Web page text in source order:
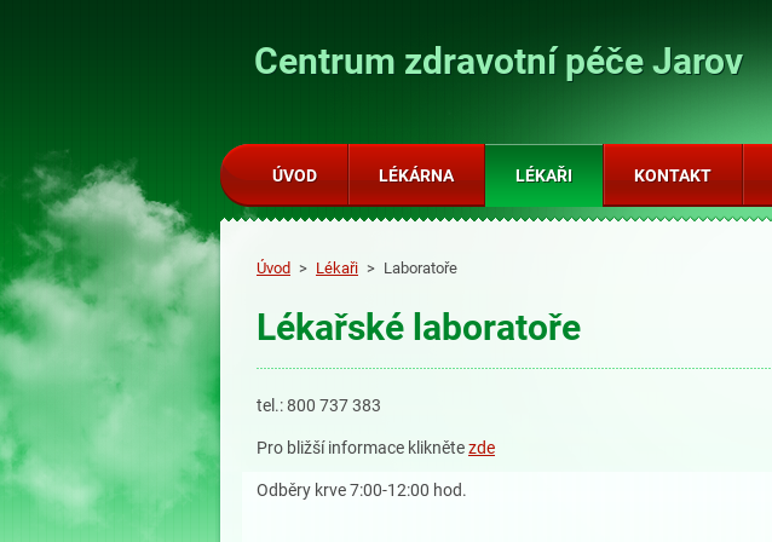
Centrum zdravotní péče Jarov
Úvod > Lékaři > Laboratoře
Lékařské laboratoře
tel.: 800 737 383
Pro bližší informace kliknětezde
Odběry krve 7:00-12:00 hod.
ÚVOD LÉKÁRNA LÉKAŘI KONTAKT